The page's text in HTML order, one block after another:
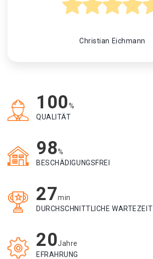
Christian Eichmann
100%
QUALITÄT
98%
BESCHÄDIGUNGSFREI
27min
DURCHSCHNITTLICHE WARTEZEIT
20Jahre
EFRAHRUNG